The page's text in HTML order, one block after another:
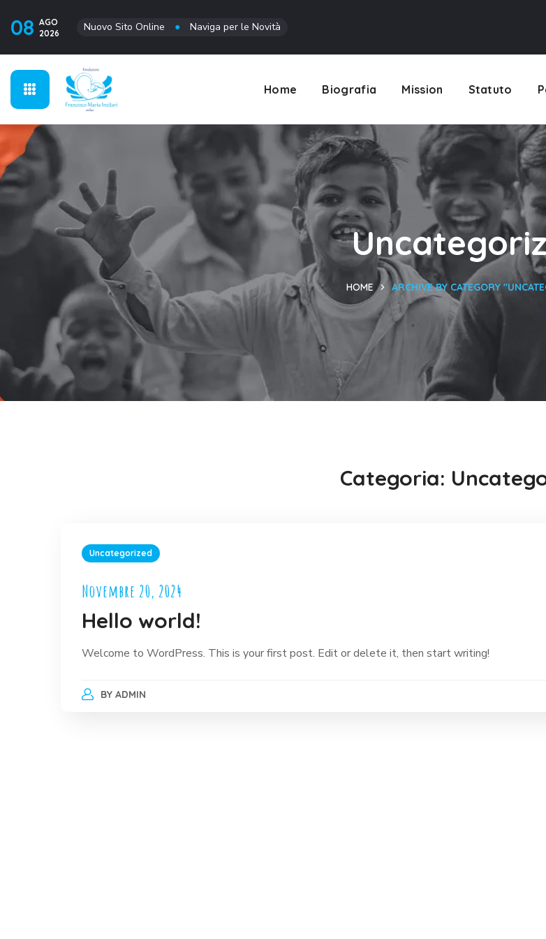
08 AGO
2026
Nuovo Sito Online ● Naviga per le Novità
Home Biografia Mission Statuto
HOME ARCHIVE BY CATEGORY
Categoria:
Uncategorized
Novembre 20, 2024
Hello world!
Welcome to WordPress. This is your first post. Edit or delete it, then start writing!
BY ADMIN